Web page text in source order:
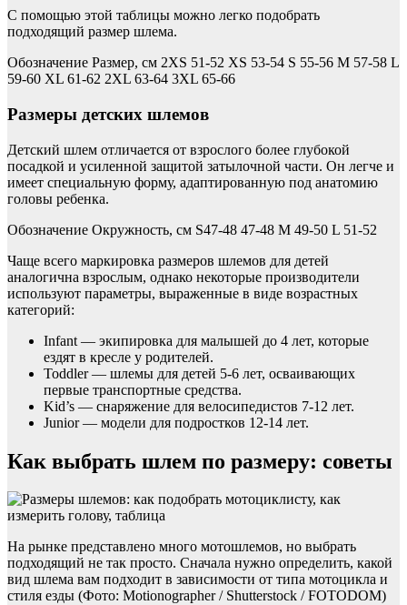
С помощью этой таблицы можно легко подобрать
подходящий размер шлема.
Обозначение Размер, см 2XS 51-52 XS 53-54 S 55-56 M 57-58 L
59-60 XL 61-62 2XL 63-64 3XL 65-66
Размеры детских шлемов
Детский шлем отличается от взрослого более глубокой
посадкой и усиленной защитой затылочной части. Он легче и
имеет специальную форму, адаптированную под анатомию
головы ребенка.
Обозначение Окружность, см S47-48 47-48 M 49-50 L 51-52
Чаще всего маркировка размеров шлемов для детей
аналогична взрослым, однако некоторые производители
используют параметры, выраженные в виде возрастных
категорий:
Infant — экипировка для малышей до 4 лет, которые
ездят в кресле у родителей.
Toddler — шлемы для детей 5-6 лет, осваивающих
первые транспортные средства.
Kid’s — снаряжение для велосипедистов 7-12 лет.
Junior — модели для подростков 12-14 лет.
Как выбрать шлем по размеру: советы
На рынке представлено много мотошлемов, но выбрать
подходящий не так просто. Сначала нужно определить, какой
вид шлема вам подходит в зависимости от типа мотоцикла и
стиля езды (Фото: Motionographer / Shutterstock / FOTODOM)